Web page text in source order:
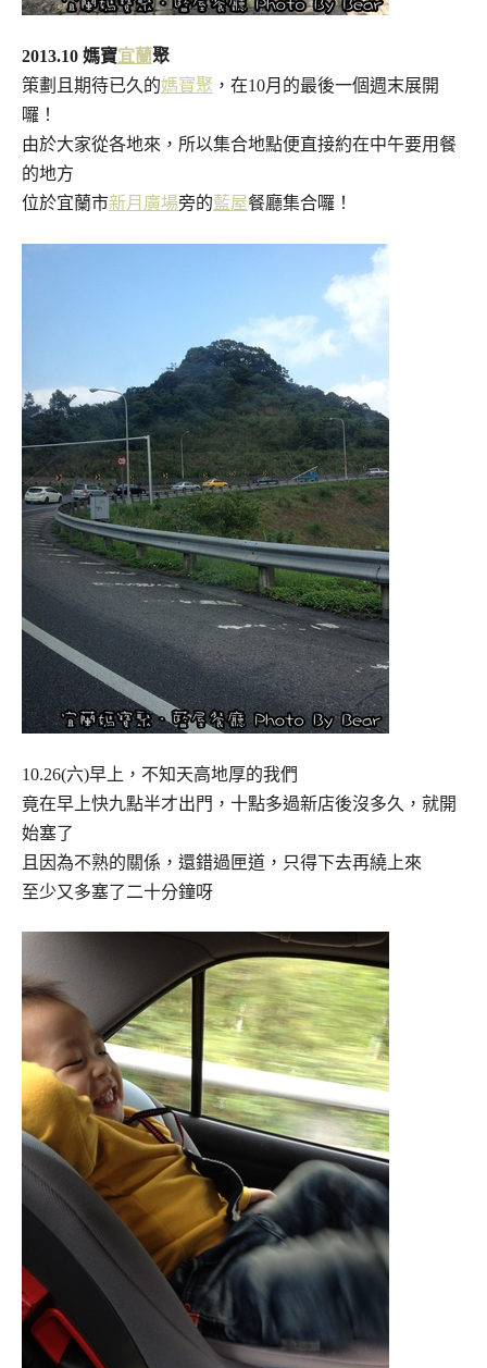
2013.10 媽寶宜蘭聚
策劃且期待已久的媽寶聚 ，在10月的最後一個週末展開
囉！
由於大家從各地來，所以集合地點便直接約在中午要用餐
的地方
位於宜蘭市新月廣場旁的藍屋餐廳集合囉！
10.26(六)早上，不知天高地厚的我們
竟在早上快九點半才出門，十點多過新店後沒多久，就開
始塞了
且因為不熟的關係，還錯過匣道，只得下去再繞上來
至少又多塞了二十分鐘呀